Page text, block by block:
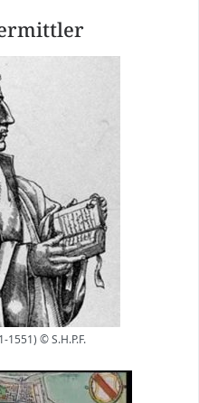
© S.H.P.F.